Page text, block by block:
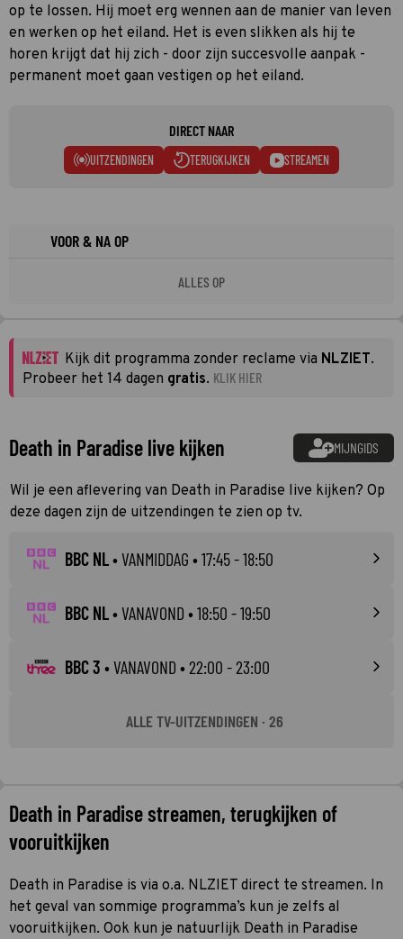
op te lossen. Hij moet erg wennen aan de manier van leven
en werken op het eiland. Het is even slikken als hij te
horen krijgt dat hij zich - door zijn succesvolle aanpak -
permanent moet gaan vestigen op het eiland.
DIRECT NAAR
UITZENDINGEN TERUGKIJKEN STREAMEN
VOOR & NA OP
ALLES OP
Kijk dit programma zonder reclame via NLZIET.
Probeer het 14 dagen gratis. KLIK HIER
Death in Paradise live kijken MIJNGIDS
Wil je een aflevering van Death in Paradise live kijken? Op
deze dagen zijn de uitzendingen te zien op tv.
BBC NL •VANMIDDAG • 17:45 - 18:50
BBC NL •VANAVOND • 18:50 - 19:50
BBC 3 •VANAVOND • 22:00 - 23:00
ALLE TV-UITZENDINGEN · 26
Death in Paradise streamen, terugkijken of
vooruitkijken
Death in Paradise is via o.a. NLZIET direct te streamen. In
het geval van sommige programma’s kun je zelfs al
vooruitkijken. Ook kun je natuurlijk Death in Paradise